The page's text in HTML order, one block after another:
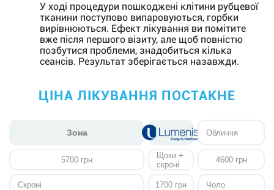
У ході процедури пошкоджені клітини рубцевої
тканини поступово випаровуються, горбки
вирівнюються. Ефект лікування ви помітите
вже після першого візиту, але щоб повністю
позбутися проблеми, знадобиться кілька
сеансів. Результат зберігається назавжди.
ЦІНА ЛІКУВАННЯ ПОСТАКНЕ
Зона Обличчя
5700 грн
Щоки +
скроні
4600 грн
Скроні 1700 грн Чоло